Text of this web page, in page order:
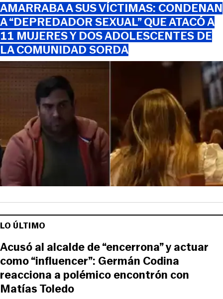
AMARRABA A SUS VÍCTIMAS: CONDENAN
A “DEPREDADOR SEXUAL” QUE ATACÓ A
11 MUJERES Y DOS ADOLESCENTES DE
LA COMUNIDAD SORDA
LO ÚLTIMO
Acusó al alcalde de “encerrona” y actuar
como “influencer”: Germán Codina
reacciona a polémico encontrón con
Matías Toledo